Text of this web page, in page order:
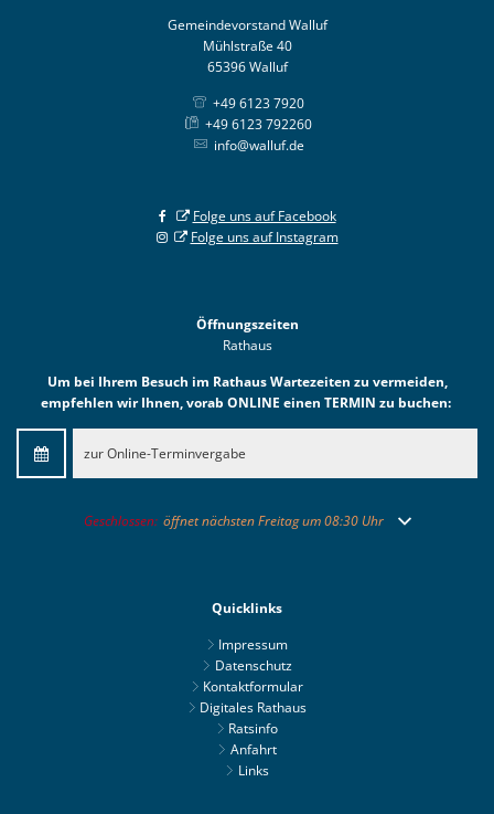
Gemeindevorstand Walluf
Mühlstraße 40
65396 Walluf
+49 6123 7920
+49 6123 792260
info@walluf.de
Folge uns auf Facebook
Folge uns auf Instagram
Öffnungszeiten
Rathaus
Um bei Ihrem Besuch im Rathaus Wartezeiten zu vermeiden,
empfehlen wir Ihnen, vorab ONLINE einen TERMIN zu buchen:
zur Online-Terminvergabe
Klicken, um weitere Öffnungs- oder Schließzeiten auszublenden
Geschlossen: öffnet nächsten Freitag um 08:30 Uhr
Quicklinks
Impressum
Datenschutz
Kontaktformular
Digitales Rathaus
Ratsinfo
Anfahrt
Links